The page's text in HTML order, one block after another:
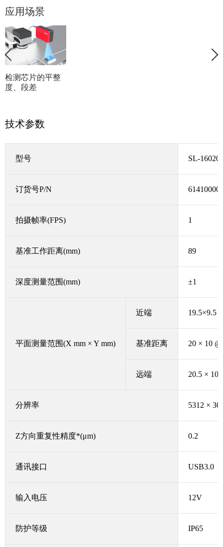
应用场景
检测芯片的平整
度、段差
技术参数
型号 SL-16020
订货号P/N
拍摄帧率(FPS) 1
基准工作距离(mm) 89
深度测量范围(mm) ±1
平面测量范围(X mm × Y mm)
近端 19.5×9.5
基准距离 20 × 10
远端 20.5 ×
分辨率 5312 ×
Z方向重复性精度*(μm) 0.2
通讯接口 USB3.0
输入电压 12V
防护等级 IP65